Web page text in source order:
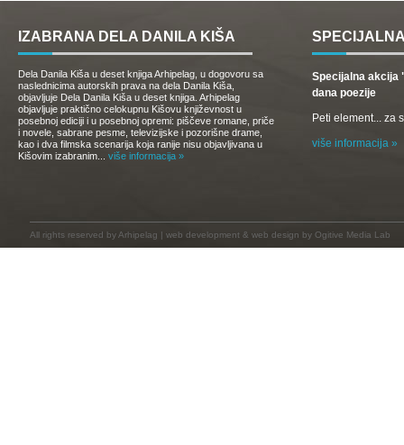
IZABRANA DELA DANILA KIŠA
Dela Danila Kiša u deset knjiga Arhipelag, u dogovoru sa
naslednicima autorskih prava na dela Danila Kiša,
objavljuje Dela Danila Kiša u deset knjiga. Arhipelag
objavljuje praktično celokupnu Kišovu književnost u
posebnoj ediciji i u posebnoj opremi: piščeve romane, priče
i novele, sabrane pesme, televizijske i pozorišne drame,
kao i dva filmska scenarija koja ranije nisu objavljivana u
Kišovim izabranim... više informacija »
Specijalna akcija
dana poezije
Peti element... za
više informacija »
All rights reserved by Arhipelag | web development & web design by Ogitive Media Lab